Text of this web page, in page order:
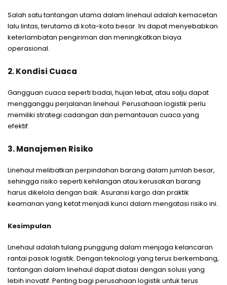
Salah satu tantangan utama dalam linehaul adalah kemacetan
lalu lintas, terutama di kota-kota besar. Ini dapat menyebabkan
keterlambatan pengiriman dan meningkatkan biaya
operasional.
2. Kondisi Cuaca
Gangguan cuaca seperti badai, hujan lebat, atau salju dapat
mengganggu perjalanan linehaul. Perusahaan logistik perlu
memiliki strategi cadangan dan pemantauan cuaca yang
efektif.
3. Manajemen Risiko
Linehaul melibatkan perpindahan barang dalam jumlah besar,
sehingga risiko seperti kehilangan atau kerusakan barang
harus dikelola dengan baik. Asuransi kargo dan praktik
keamanan yang ketat menjadi kunci dalam mengatasi risiko ini.
Kesimpulan
Linehaul adalah tulang punggung dalam menjaga kelancaran
rantai pasok logistik. Dengan teknologi yang terus berkembang,
tantangan dalam linehaul dapat diatasi dengan solusi yang
lebih inovatif. Penting bagi perusahaan logistik untuk terus